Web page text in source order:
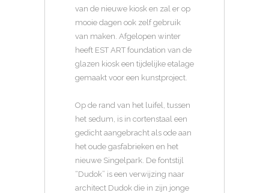
van de nieuwe kiosk en zal er op
mooie dagen ook zelf gebruik
van maken. Afgelopen winter
heeft EST ART foundation van de
glazen kiosk een tijdelijke etalage
gemaakt voor een kunstproject.
Op de rand van het luifel, tussen
het sedum, is in cortenstaal een
gedicht aangebracht als ode aan
het oude gasfabrieken en het
nieuwe Singelpark. De fontstijl
“Dudok” is een verwijzing naar
architect Dudok die in zijn jonge